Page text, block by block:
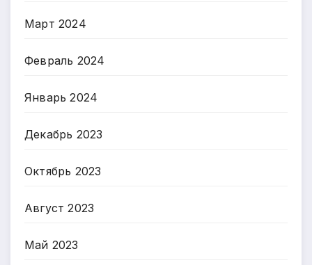
Март 2024
Февраль 2024
Январь 2024
Декабрь 2023
Октябрь 2023
Август 2023
Май 2023